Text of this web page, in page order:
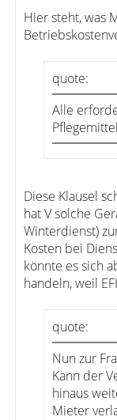
Hier steht, was
quote:
Alle
Diese Klausel
hat V solche
Winterdienst)
Kosten bei
könnte es sich
handeln, weil
quote:
Nun zur
Kann der
hinaus
Mieter